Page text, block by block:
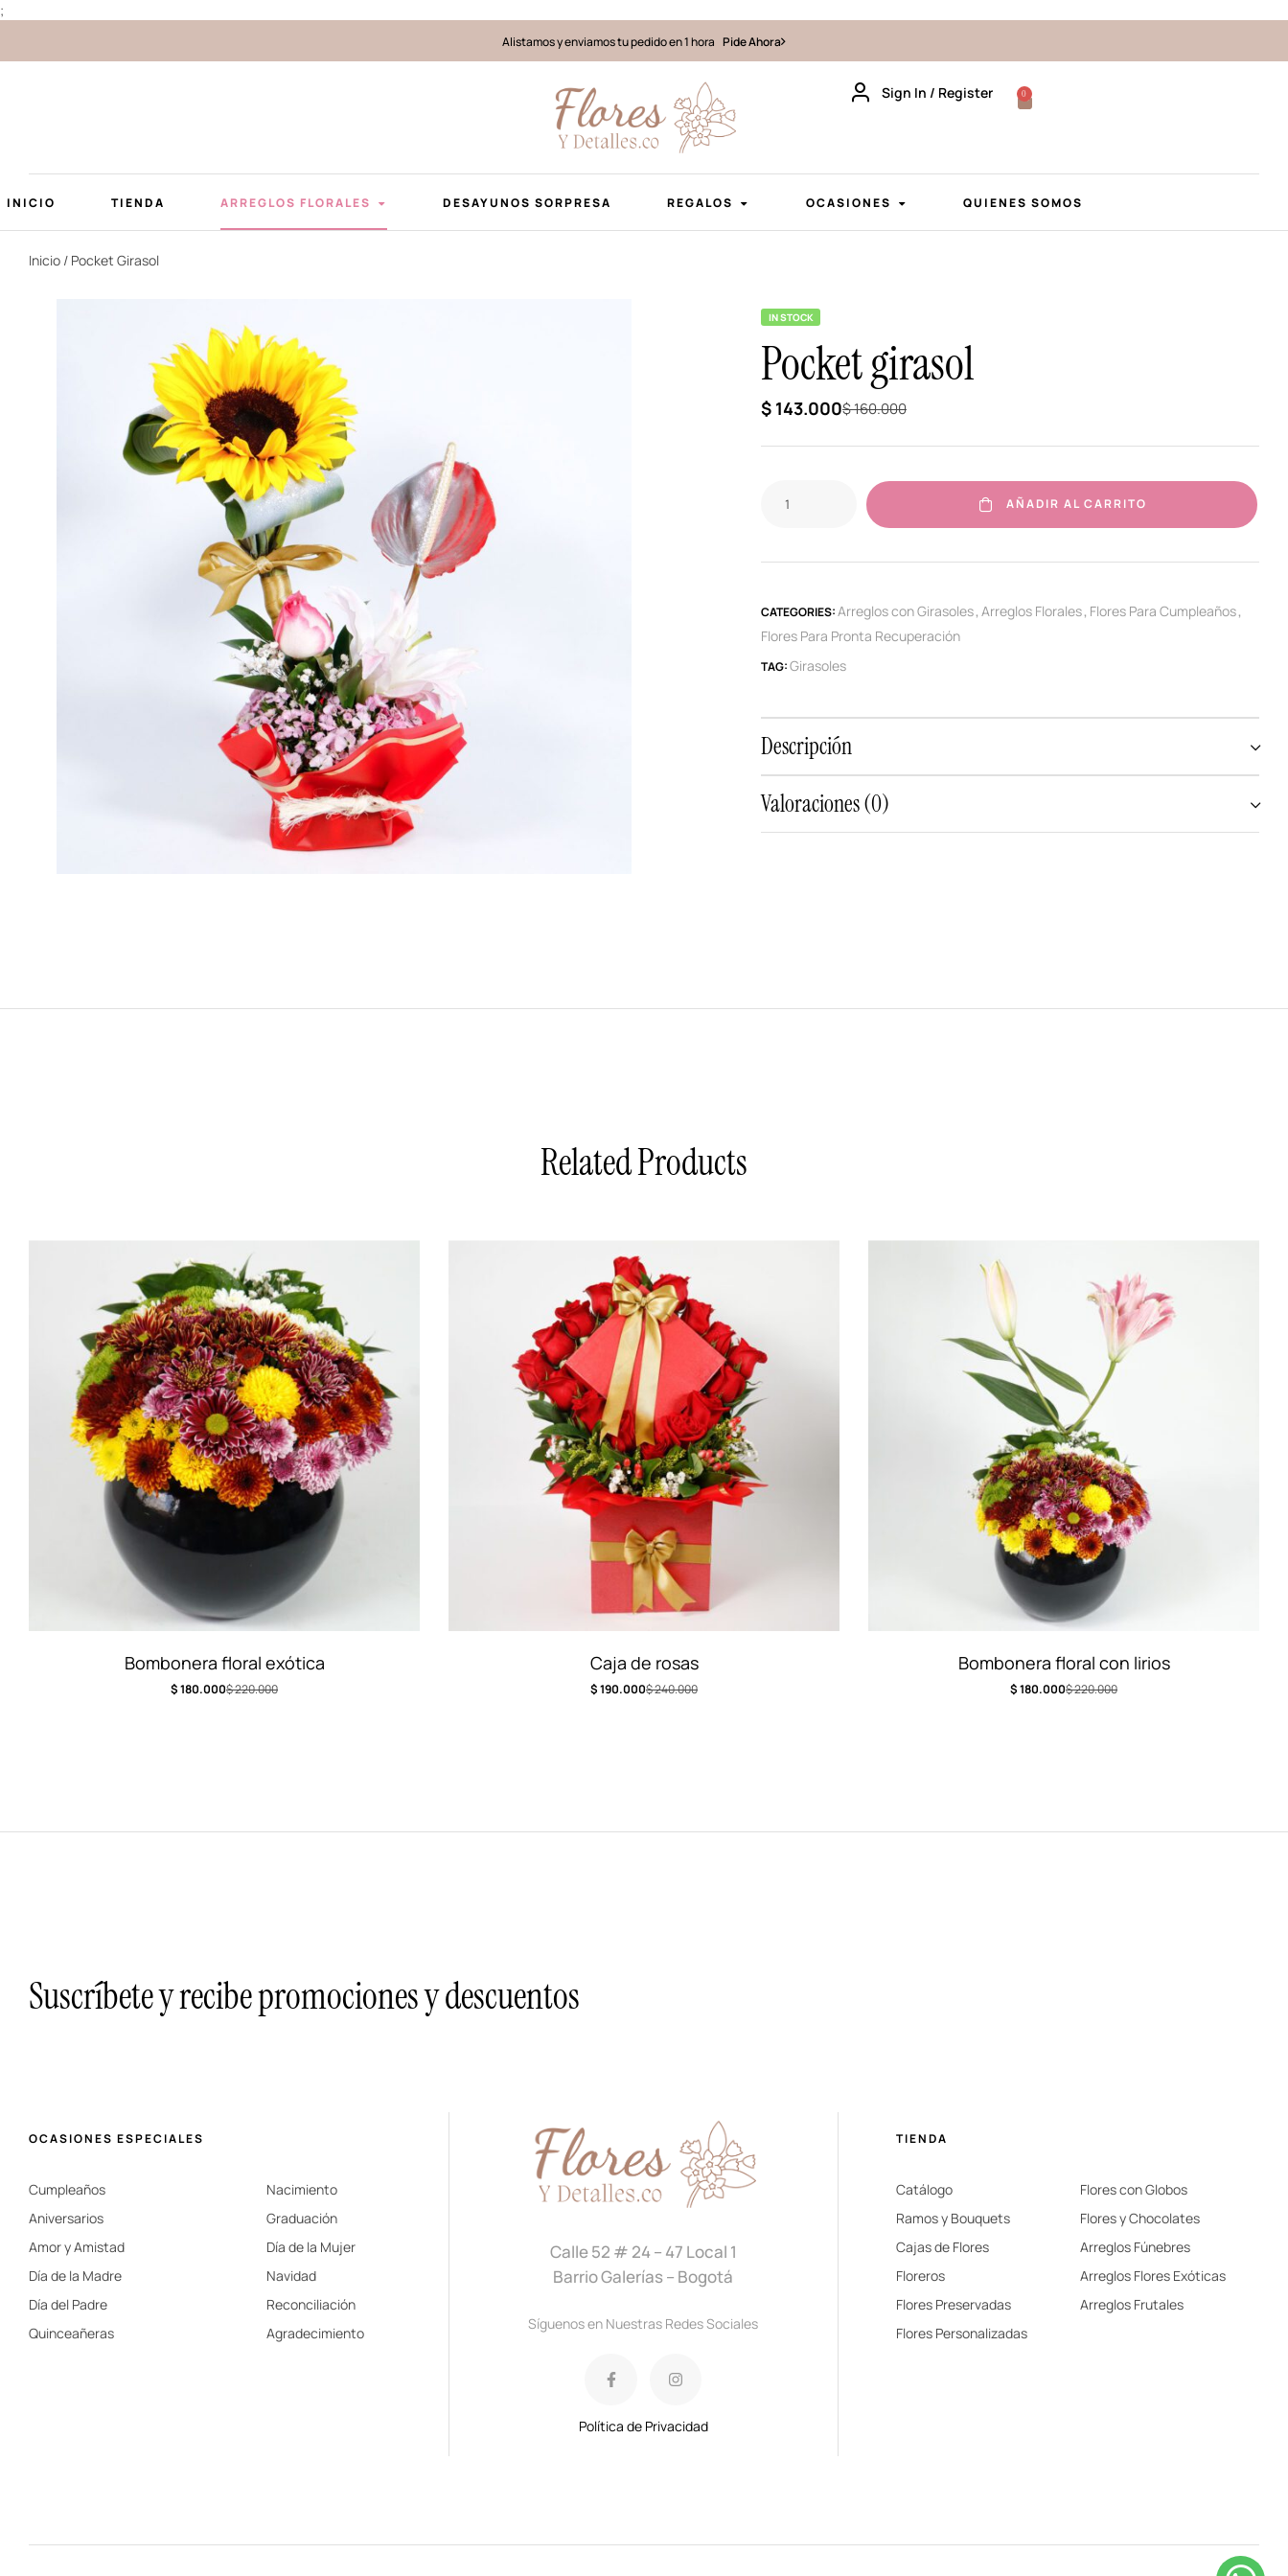
;
Alistamos y enviamos tu pedido en 1 hora Pide Ahora
Sign In / Register 0
INICIO TIENDA ARREGLOS FLORALES DESAYUNOS SORPRESA REGALOS OCASIONES QUIENES SOMOS
Inicio / Pocket Girasol
IN STOCK
Pocket girasol
$160.000
$ 143.000
AÑADIR AL CARRITO
CATEGORIES:Arreglos con Girasoles, Arreglos Florales, Flores Para Cumpleaños,
Flores Para Pronta Recuperación
TAG:Girasoles
Descripción
Valoraciones (0)
Related Products
Bombonera floral exótica
$220.000
$180.000
Caja de rosas
$240.000
$190.000
Bombonera floral con lirios
$220.000
$180.000
Suscríbete y recibe promociones y descuentos
OCASIONES ESPECIALES
Cumpleaños
Aniversarios
Amor y Amistad
Día de la Madre
Día del Padre
Quinceañeras
Nacimiento
Graduación
Día de la Mujer
Navidad
Reconciliación
Agradecimiento
Calle 52 # 24 – 47 Local 1
Barrio Galerías – Bogotá
Síguenos en Nuestras Redes Sociales
Política de Privacidad
TIENDA
Catálogo
Ramos y Bouquets
Cajas de Flores
Floreros
Flores Preservadas
Flores Personalizadas
Flores con Globos
Flores y Chocolates
Arreglos Fúnebres
Arreglos Flores Exóticas
Arreglos Frutales